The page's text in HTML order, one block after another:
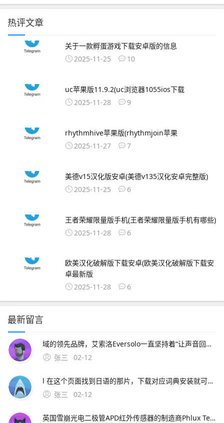
热评文章
关于一款孵蛋游戏下载安卓版的信息
2025-11-25
10
uc苹果版11.9.2(uc浏览器1055ios下载
2025-11-28
9
rhythmhive苹果版(rhythmjoin苹果
2025-11-27
7
美德v15汉化版安卓(美德v135汉化安卓完整版)
2025-11-25
6
王者荣耀限量版手机(王者荣耀限量版手机有哪些)
2025-11-28
6
欧美汉化破解版下载安卓(欧美汉化破解版下载安
卓最新版
2025-11-28
6
最新留言
域的领先品牌，艾索洛Eversolo一直坚持着“让声音回归纯净”的理念，用现代化的数字架构不断刷新大家对。
张三
02-12
l 在这个页面找到日语的那片，下载对应词典安装就可以了 你。一般是 但是有时候打不开，你网上多找找吧 楼上给的地址是正确的，先安装好软件后，再下相关词典，如德汉汉德21
张三
02-12
英国雪崩光电二极管APD红外传感器的制造商Phlux Technology以下简称“Phlux”公司推出Aura系列1550 nm无噪声InGaAs。在Luxlun